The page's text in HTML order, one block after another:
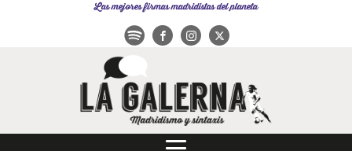
Las mejores firmas madridistas del planeta